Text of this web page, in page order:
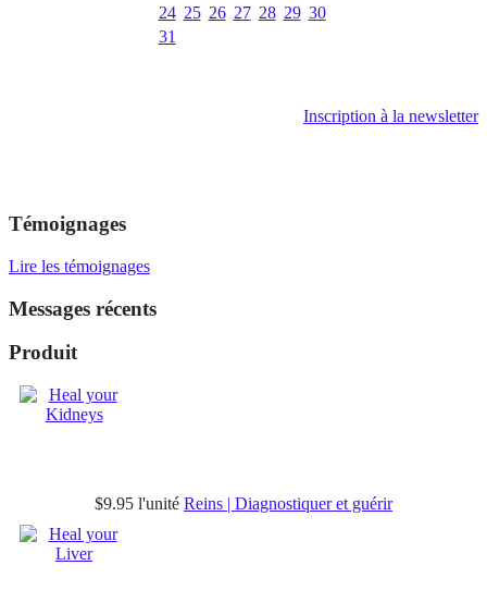
24 25 26 27 28 29 30
31
Inscription à la newsletter
Témoignages
Lire les témoignages
Messages récents
Produit
$9.95 l'unité Reins | Diagnostiquer et guérir